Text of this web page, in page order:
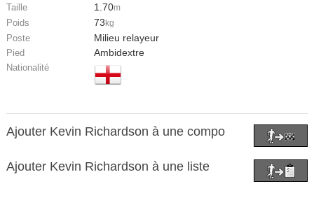
Taille 1.70m
Poids 73 kg
Poste Milieu relayeur
Pied Ambidextre
Nationalité
Ajouter Kevin Richardson à une compo
Ajouter Kevin Richardson à une liste